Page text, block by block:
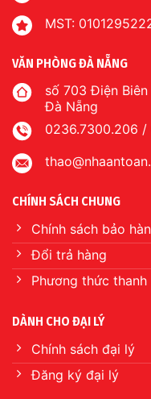
MST:
VĂN PHÒNG ĐÀ NẴNG
số 703 Điện Biên
Đà Nẵng
0236.7300.206
CHÍNH SÁCH CHUNG
Chính sách bảo
Đổi trả hàng
Phương thức thanh
DÀNH CHO ĐẠI LÝ
Chính sách đại lý
Đăng ký đại lý